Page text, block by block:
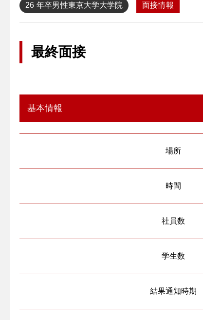
26 年卒男性東京大学大学院 面接情報
最終面接
基本情報
場所
時間
社員数
学生数
結果通知時期